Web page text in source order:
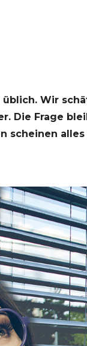
Wir
Die Frage
scheinen